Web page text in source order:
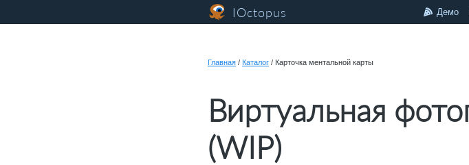
IOctopus Демо
Главная / Каталог / Карточка ментальной карты
Виртуальная
(WIP)